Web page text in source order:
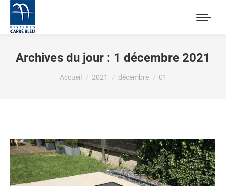
Archives du jour : 1 décembre 2021
Vous êtes ici :
Accueil 2021 décembre 01